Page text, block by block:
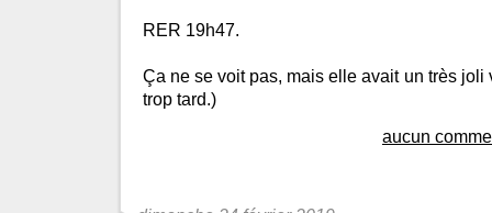
RER 19h47.
Ça ne se voit pas, mais elle avait un très joli
trop tard.)
aucun